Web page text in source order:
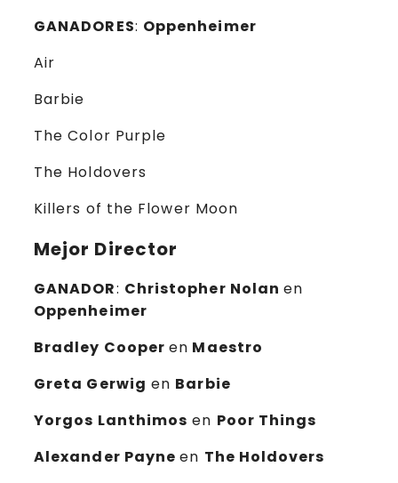
GANADORES: Oppenheimer
Air
Barbie
The Color Purple
The Holdovers
Killers of the Flower Moon
Mejor Director
GANADOR: Christopher Nolanen
Oppenheimer
Bradley Cooperen Maestro
Greta Gerwig en Barbie
Yorgos Lanthimos en Poor Things
Alexander Payneen The Holdovers